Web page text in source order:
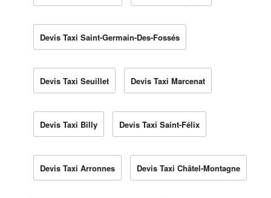
Devis Taxi Saint-Germain-Des-Fossés
Devis Taxi Seuillet Devis Taxi Marcenat
Devis Taxi Billy Devis Taxi Saint-Félix
Devis Taxi Arronnes Devis Taxi Châtel-Montagne